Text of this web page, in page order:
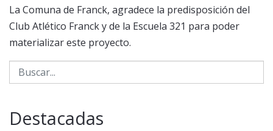
La Comuna de Franck, agradece la predisposición del
Club Atlético Franck y de la Escuela 321 para poder
materializar este proyecto.
Destacadas